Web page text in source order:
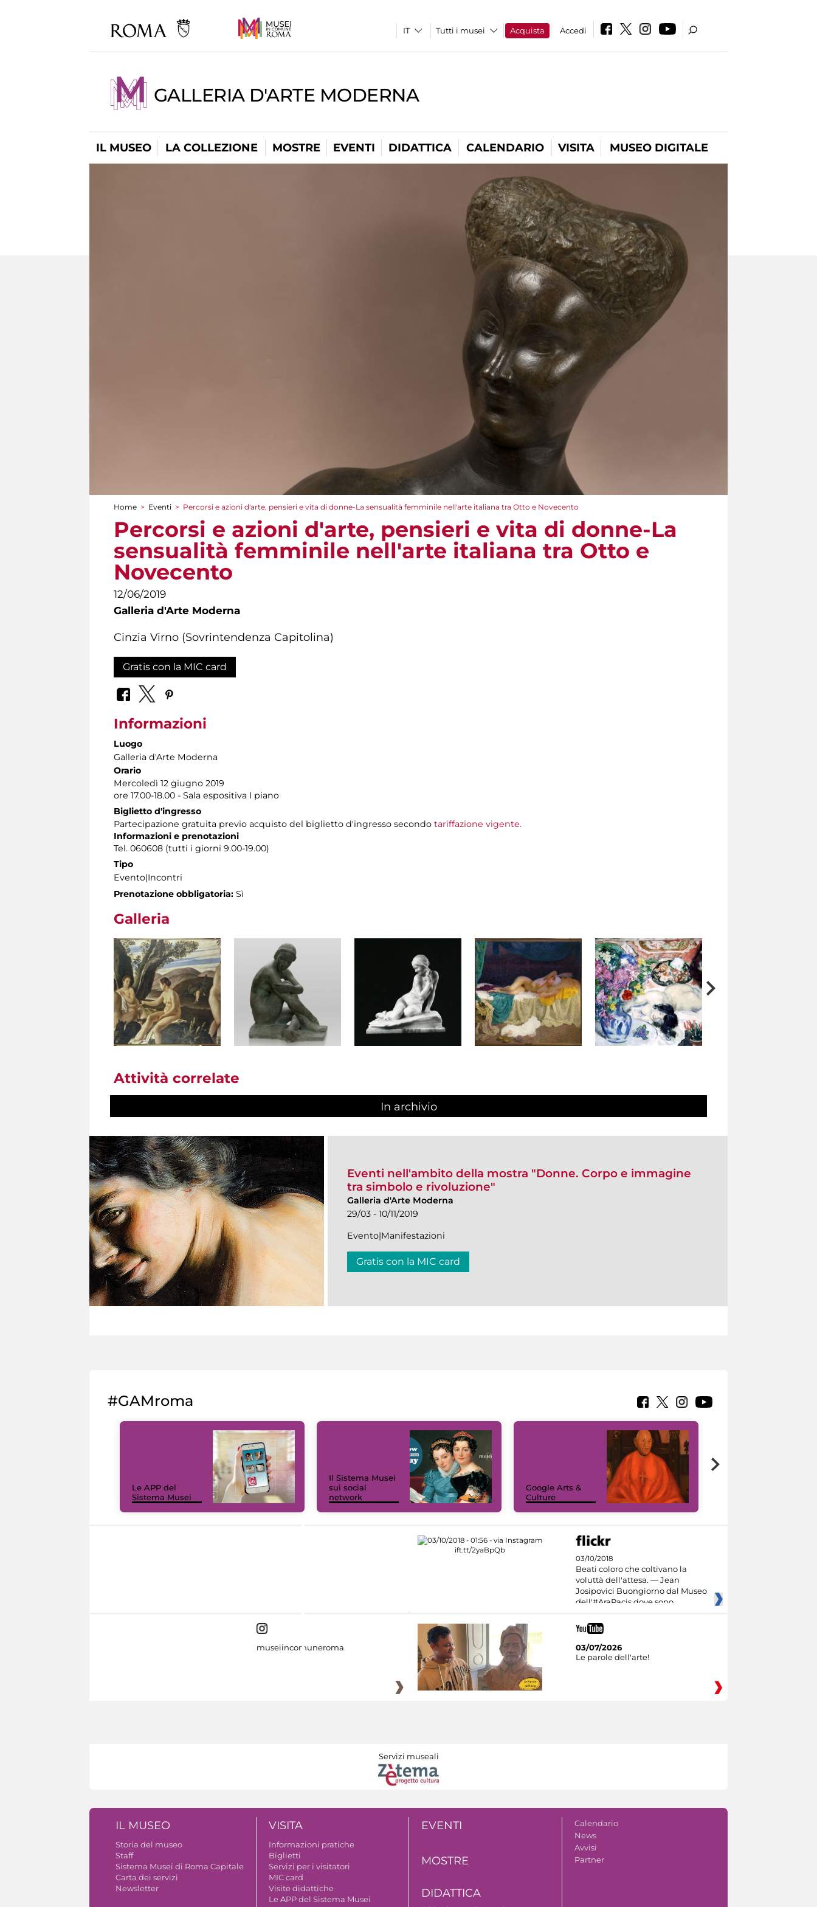
Tutti i musei Acquista Accedi
GALLERIA D'ARTE MODERNA
IL MUSEO LA COLLEZIONE MOSTRE EVENTI DIDATTICA CALENDARIO VISITA MUSEO DIGITALE
Tu sei qui
Home > Eventi > Percorsi e azioni d'arte, pensieri e vita di donne-La sensualità femminile nell'arte italiana tra Otto e Novecento
Percorsi e azioni d'arte, pensieri e vita di donne-La
sensualità femminile nell'arte italiana tra Otto e
Novecento
12/06/2019
Galleria d'Arte Moderna
Cinzia Virno (Sovrintendenza Capitolina)
Gratis con la MIC card
Informazioni
Luogo
Galleria d'Arte Moderna
Orario
Mercoledì 12 giugno 2019
ore 17.00-18.00 - Sala espositiva I piano
Biglietto d'ingresso
Partecipazione gratuita previo acquisto del biglietto d'ingresso secondo tariffazione vigente.
Informazioni e prenotazioni
Tel. 060608 (tutti i giorni 9.00-19.00)
Tipo
Evento|Incontri
Prenotazione obbligatoria: Sì
Galleria
Attività correlate
In archivio
Eventi nell'ambito della mostra "Donne. Corpo e immagine
tra simbolo e rivoluzione"
Galleria d'Arte Moderna
29/03 - 10/11/2019
Evento|Manifestazioni
Gratis con la MIC card
#GAMroma
Le APP del
Sistema Musei
Il Sistema Musei
sui social
network
Google Arts &
Culture
03/10/2018
Beati coloro che coltivano la
voluttà dell'attesa. — Jean
Josipovici Buongiorno dal Museo
dell'#AraPacis dove sono
museiincomuneroma
03/07/2026
Le parole dell'arte!
Servizi museali
IL MUSEO
Storia del museo
Staff
Sistema Musei di Roma Capitale
Carta dei servizi
Newsletter
VISITA
Informazioni pratiche
Biglietti
Servizi per i visitatori
MIC card
Visite didattiche
Le APP del Sistema Musei
EVENTI
MOSTRE
DIDATTICA
Calendario
News
Avvisi
Partner